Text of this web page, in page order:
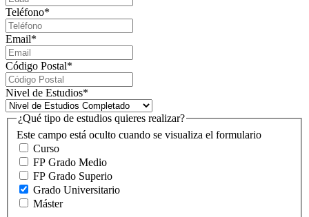
Teléfono*
Email*
Código Postal*
Nivel de Estudios*
Este campo está oculto cuando se visualiza el formulario
¿Qué tipo de estudios quieres realizar?
Curso
FP Grado Medio
FP Grado Superio
Grado Universitario
Máster